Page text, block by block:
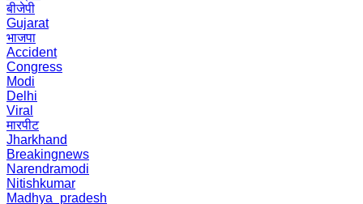
बीजेपी
Gujarat
भाजपा
Accident
Congress
Modi
Delhi
Viral
मारपीट
Jharkhand
Breakingnews
Narendramodi
Nitishkumar
Madhya_pradesh